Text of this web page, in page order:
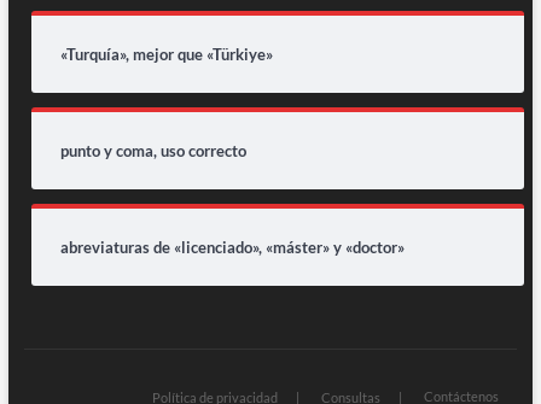
«Turquía», mejor que «Türkiye»
punto y coma, uso correcto
abreviaturas de «licenciado», «máster» y «doctor»
Política de privacidad Consultas Contáctenos